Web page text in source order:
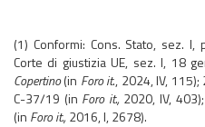
(1) Conformi: Cons. Stato, sez.
Corte di giustizia UE, sez. I, 18
Copertino(in Foro it., 2024, IV,
C-37/19 (in Foro it.,2020, IV,
(in Foro it.,2016, I, 2678).